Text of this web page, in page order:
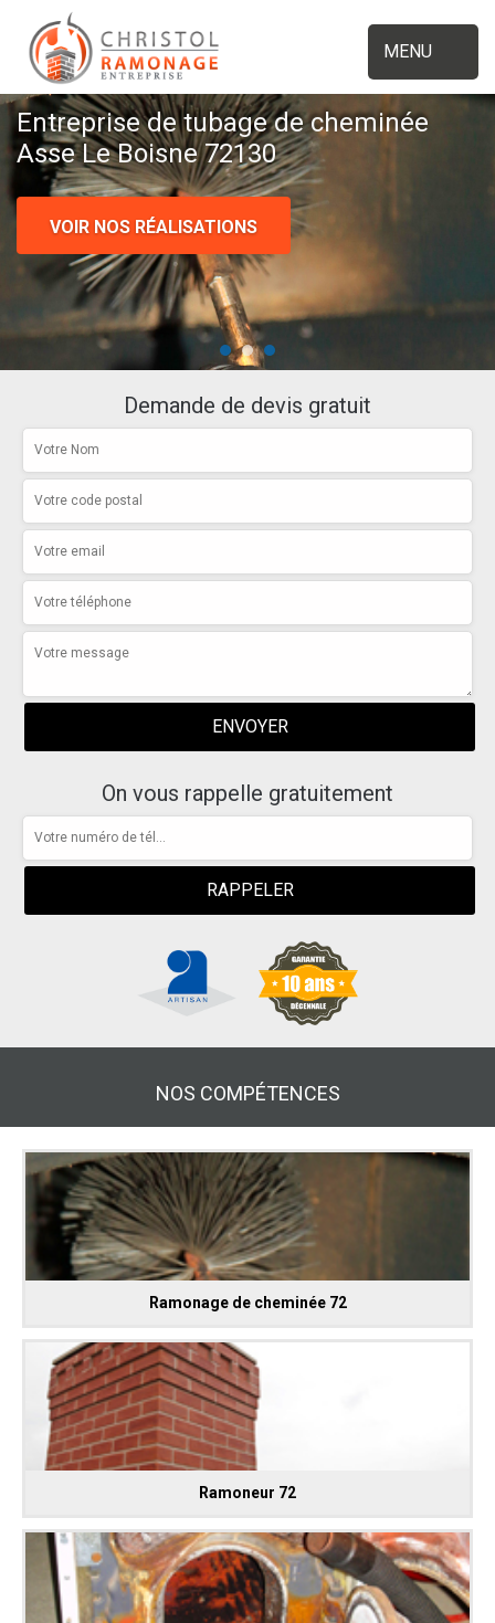
MENU
Entreprise de tubage de cheminée
Asse Le Boisne 72130
VOIR NOS RÉALISATIONS
Demande de devis gratuit
On vous rappelle gratuitement
NOS COMPÉTENCES
Ramonage de cheminée 72
Ramoneur 72